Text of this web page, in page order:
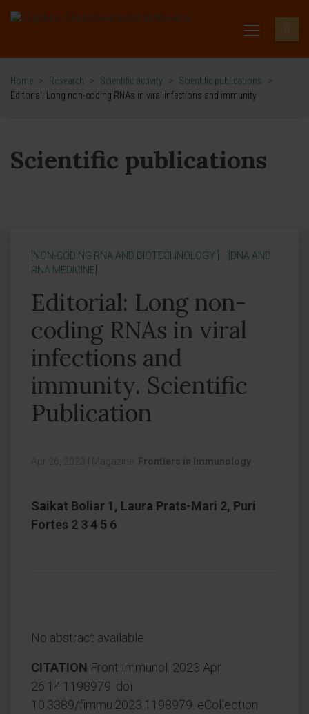
Home > Research > Scientific activity > Scientific publications
>
Editorial: Long non-coding RNAs in viral infections and immunity
Scientific publications
[NON-CODING RNA AND BIOTECHNOLOGY ]
[DNA AND
RNA MEDICINE]
Editorial: Long non-
coding RNAs in viral
infections and
immunity. Scientific
Publication
Apr 26, 2023 Magazine: Frontiers in Immunology
Saikat Boliar 1, Laura Prats-Mari 2, Puri
Fortes 2 3 4 5 6
No abstract available
CITATION Front Immunol. 2023 Apr
26:14:1198979. doi:
10.3389/fimmu.2023.1198979. eCollection